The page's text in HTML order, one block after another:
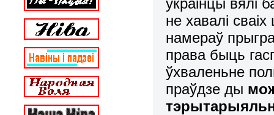
не хавалі
намераў
права быць
ўхваленьне
праўдзе ды